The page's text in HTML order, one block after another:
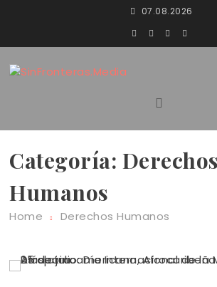
07.08.2026
SinFronteras.Media
Categoría: Derechos
Humanos
Home Derechos Humanos